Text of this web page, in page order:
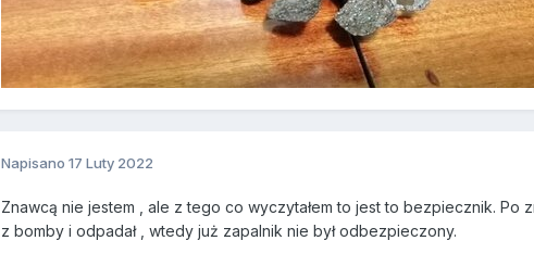
Napisano 17 Luty 2022
Znawcą nie jestem , ale z tego co wyczytałem to jest to bezpiecznik. Po
z bomby i odpadał , wtedy już zapalnik nie był odbezpieczony.